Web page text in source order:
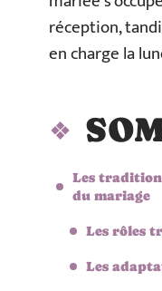
réception,
en charge la
Les
du mariage
Les rôles
Les